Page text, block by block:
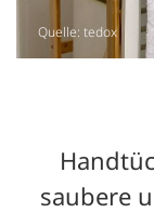
Quelle: tedox
saubere